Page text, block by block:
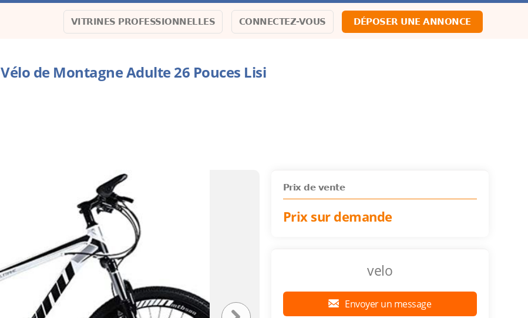
VITRINES PROFESSIONNELLES CONNECTEZ-VOUS DÉPOSER UNE ANNONCE
Vélo de Montagne Adulte 26 Pouces Lisi
Prix de vente
Prix sur demande
velo
Envoyer un message